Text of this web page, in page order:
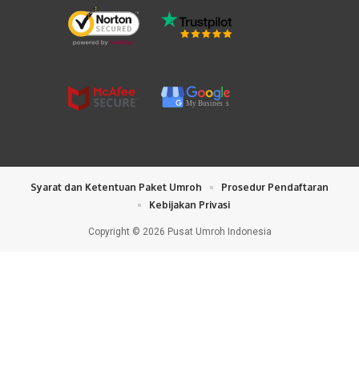
My Busines s
Copyright © 2026 Pusat Umroh Indonesia
Syarat dan Ketentuan Paket Umroh
Prosedur Pendaftaran
Kebijakan Privasi